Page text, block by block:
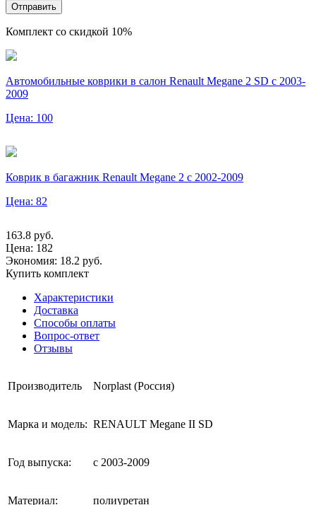
Отправить
Комплект со скидкой 10%
Автомобильные коврики в салон Renault Megane 2 SD с 2003-
2009
Цена: 100
Коврик в багажник Renault Megane 2 с 2002-2009
Цена: 82
163.8 руб.
Цена: 182
Экономия: 18.2 руб.
Купить комплект
Характеристики
Доставка
Способы оплаты
Вопрос-ответ
Отзывы
Производитель Norplast (Россия)
Марка и модель: RENAULT Megane II SD
Год выпуска: с 2003-2009
Материал: полиуретан